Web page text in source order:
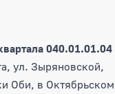
040.01.01.04
ул. Зыряновской,
Оби, в